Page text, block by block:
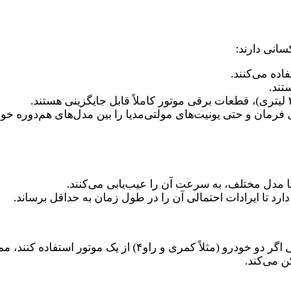
فرمان و حتی یونیت‌های مولتی‌مدیا را بین مدل‌های هم‌دوره
مدل مختلف، به سرعت آن را عیب‌یابی می‌کنند.
تا ایرادات احتمالی آن را در طول زمان به حداقل برساند.
خودروی خود استفاده کنید. حتی اگر دو خودرو
می‌کند.